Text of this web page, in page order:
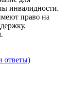
инвалидности.
право на
ответы)